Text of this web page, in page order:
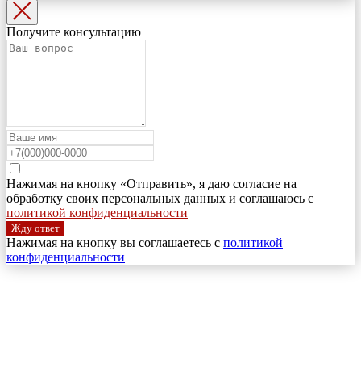
Получите консультацию
Нажимая на кнопку «Отправить», я даю согласие на
обработку своих персональных данных и соглашаюсь с
политикой конфиденциальности
Жду ответ
Нажимая на кнопку вы соглашаетесь с политикой
конфиденциальности